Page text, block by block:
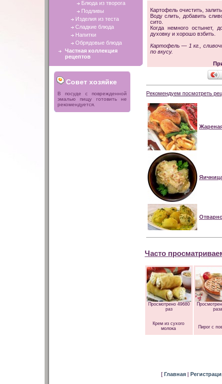
Блюда из творога
Подливы
Изделия из теста
Сладкие блюда
Напитки
Обрядовые блюда
Частная коллекция
рецептов
Совет хозяйке
В посуде с поврежденной
эмалью пищу готовить не
рекомендуется.
Картофель очистить,
Воду слить, добавить
сито.
Когда немного остынет,
духовку и хорошо взбить.
Картофель — 1 кг.,
по вкусу.
Рекомендуем посмотреть
Часто
Просмотрено 49680
раз
Крем из сухого
молока
раза
Пирог с
[ Главная |